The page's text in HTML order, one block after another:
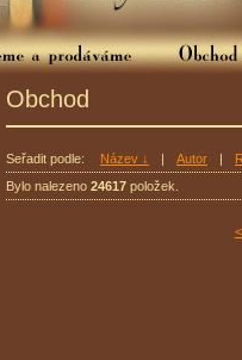
Obchod
Seřadit podle: Název ↓ | Autor |
Bylo nalezeno 24617 položek.